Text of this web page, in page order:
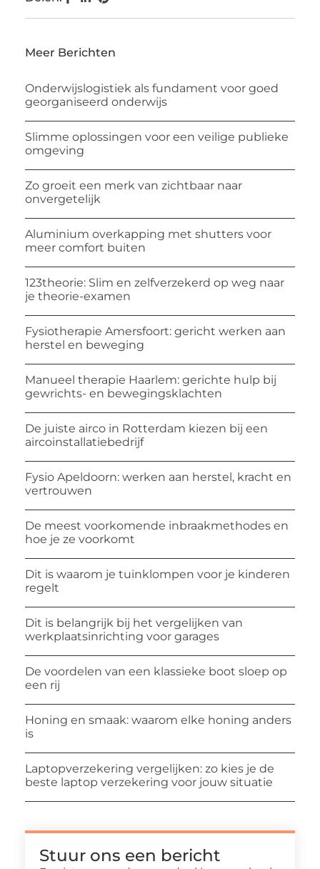
Meer Berichten
Onderwijslogistiek als fundament voor goed
georganiseerd onderwijs
Slimme oplossingen voor een veilige publieke
omgeving
Zo groeit een merk van zichtbaar naar
onvergetelijk
Aluminium overkapping met shutters voor
meer comfort buiten
123theorie: Slim en zelfverzekerd op weg naar
je theorie-examen
Fysiotherapie Amersfoort: gericht werken aan
herstel en beweging
Manueel therapie Haarlem: gerichte hulp bij
gewrichts- en bewegingsklachten
De juiste airco in Rotterdam kiezen bij een
aircoinstallatiebedrijf
Fysio Apeldoorn: werken aan herstel, kracht en
vertrouwen
De meest voorkomende inbraakmethodes en
hoe je ze voorkomt
Dit is waarom je tuinklompen voor je kinderen
regelt
Dit is belangrijk bij het vergelijken van
werkplaatsinrichting voor garages
De voordelen van een klassieke boot sloep op
een rij
Honing en smaak: waarom elke honing anders
is
Laptopverzekering vergelijken: zo kies je de
beste laptop verzekering voor jouw situatie
Stuur ons een bericht